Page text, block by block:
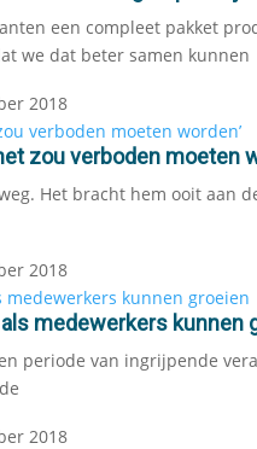
een compleet pakket
we dat beter samen kunnen
2018
zou verboden moeten
Het bracht hem ooit aan
2018
medewerkers kunnen
periode van ingrijpende
2018